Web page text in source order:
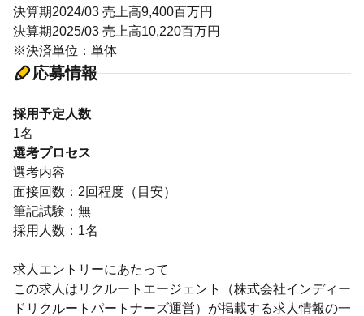
決算期2024/03 売上高9,400百万円
決算期2025/03 売上高10,220百万円
※決済単位：単体
応募情報
採用予定人数
1名
選考プロセス
選考内容
面接回数：2回程度（目安）
筆記試験：無
採用人数：1名
求人エントリーにあたって
この求人はリクルートエージェント（株式会社インディー
ドリクルートパートナーズ運営）が掲載する求人情報の一